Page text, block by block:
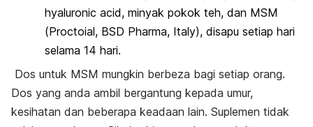
hyaluronic acid, minyak pokok teh, dan MSM
(Proctoial, BSD Pharma, Italy), disapu setiap hari
selama 14 hari.
Dos untuk MSM mungkin berbeza bagi setiap orang.
Dos yang anda ambil bergantung kepada umur,
kesihatan dan beberapa keadaan lain. Suplemen tidak